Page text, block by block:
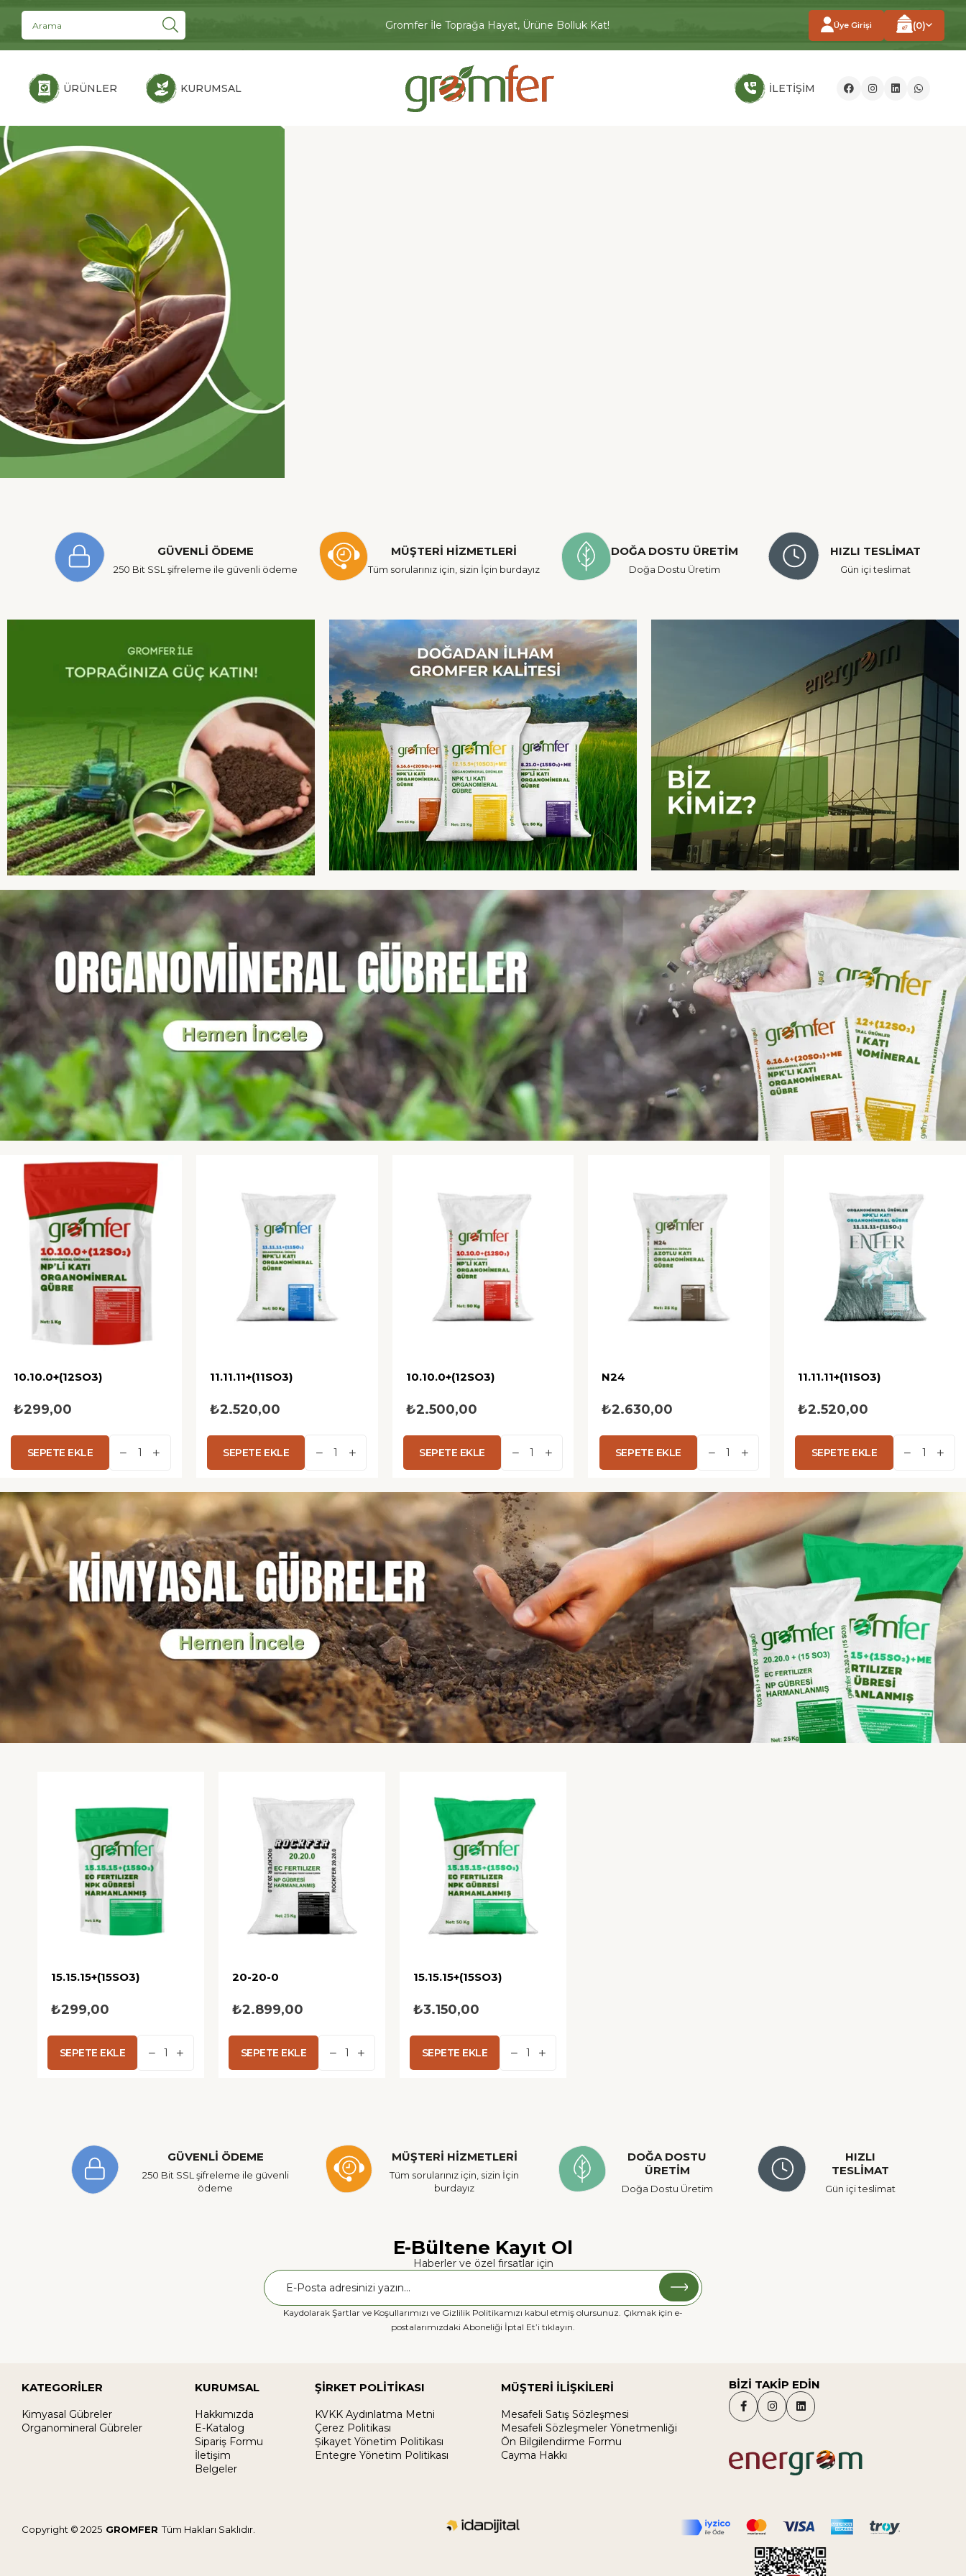
Gromfer İle Toprağa Hayat, Ürüne Bolluk Kat! Üye Girişi 0
ÜRÜNLER KURUMSAL İLETİŞİM
GÜVENLİ ÖDEME
250 Bit SSL şifreleme ile güvenli ödeme
MÜŞTERİ HİZMETLERİ
Tüm sorularınız için, sizin İçin burdayız
DOĞA DOSTU ÜRETİM
Doğa Dostu Üretim
HIZLI TESLİMAT
Gün içi teslimat
10.10.0+(12SO3)
₺299,00
SEPETE EKLE
11.11.11+(11SO3)
₺2.520,00
SEPETE EKLE
10.10.0+(12SO3)
₺2.500,00
SEPETE EKLE
N24
₺2.630,00
SEPETE EKLE
11.11.11+(11SO3)
₺2.520,00
SEPETE EKLE
15.15.­15+(15SO3)
₺299,00
SEPETE EKLE
20-20-0
₺2.899,00
SEPETE EKLE
15.15.­15+(15SO3)
₺3.150,00
SEPETE EKLE
GÜVENLİ ÖDEME
250 Bit SSL şifreleme ile güvenli
ödeme
MÜŞTERİ HİZMETLERİ
Tüm sorularınız için, sizin İçin
burdayız
DOĞA DOSTU
ÜRETİM
Doğa Dostu Üretim
HIZLI
TESLİMAT
Gün içi teslimat
E-Bültene Kayıt Ol
Haberler ve özel fırsatlar için
Kaydolarak Şartlar ve Koşullarımızı ve Gizlilik Politikamızı kabul etmiş olursunuz. Çıkmak için e-
postalarımızdaki Aboneliği İptal Et’i tıklayın.
KATEGORİLER
Kimyasal Gübreler
Organomineral Gübreler
KURUMSAL
Hakkımızda
E-Katalog
Sipariş Formu
İletişim
Belgeler
ŞİRKET POLİTİKASI
KVKK Aydınlatma Metni
Çerez Politikası
Şikayet Yönetim Politikası
Entegre Yönetim Politikası
MÜŞTERİ İLİŞKİLERİ
Mesafeli Satış Sözleşmesi
Mesafeli Sözleşmeler Yönetmenliği
Ön Bilgilendirme Formu
Cayma Hakkı
BİZİ TAKİP EDİN
Copyright © 2025 GROMFER Tüm Hakları Saklıdır.